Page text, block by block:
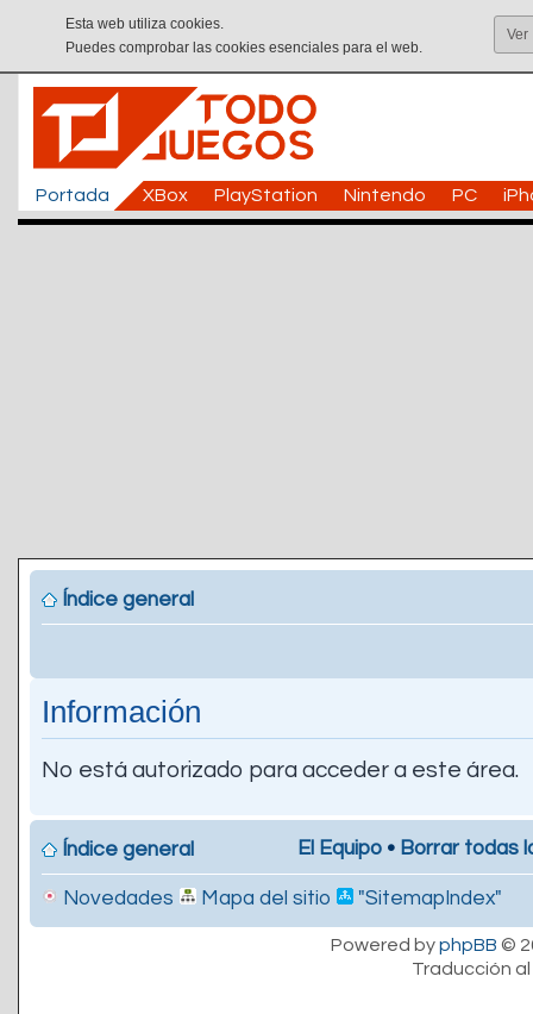
Esta web utiliza cookies.
Puedes comprobar las cookies esenciales para el web.
Ver
Portada XBox PlayStation Nintendo PC
Índice general
Información
No está autorizado para acceder a este área.
Índice general El Equipo • Borrar todas
Novedades Mapa del sitio "SitemapIndex"
Powered byphpBB ©
Traducción